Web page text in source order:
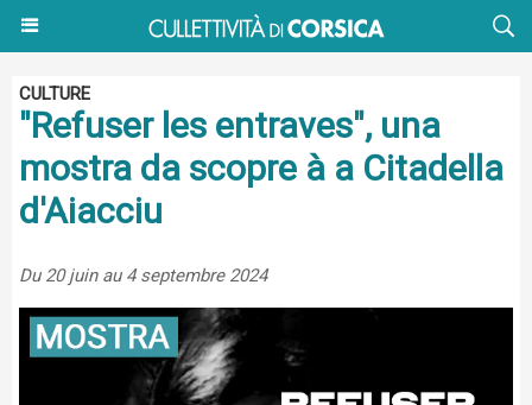
CULTURE
"Refuser les entraves", una
mostra da scopre à a Citadella
d'Aiacciu
Du 20 juin au 4 septembre 2024